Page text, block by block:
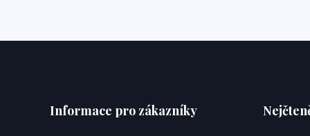
Informace pro zákazníky